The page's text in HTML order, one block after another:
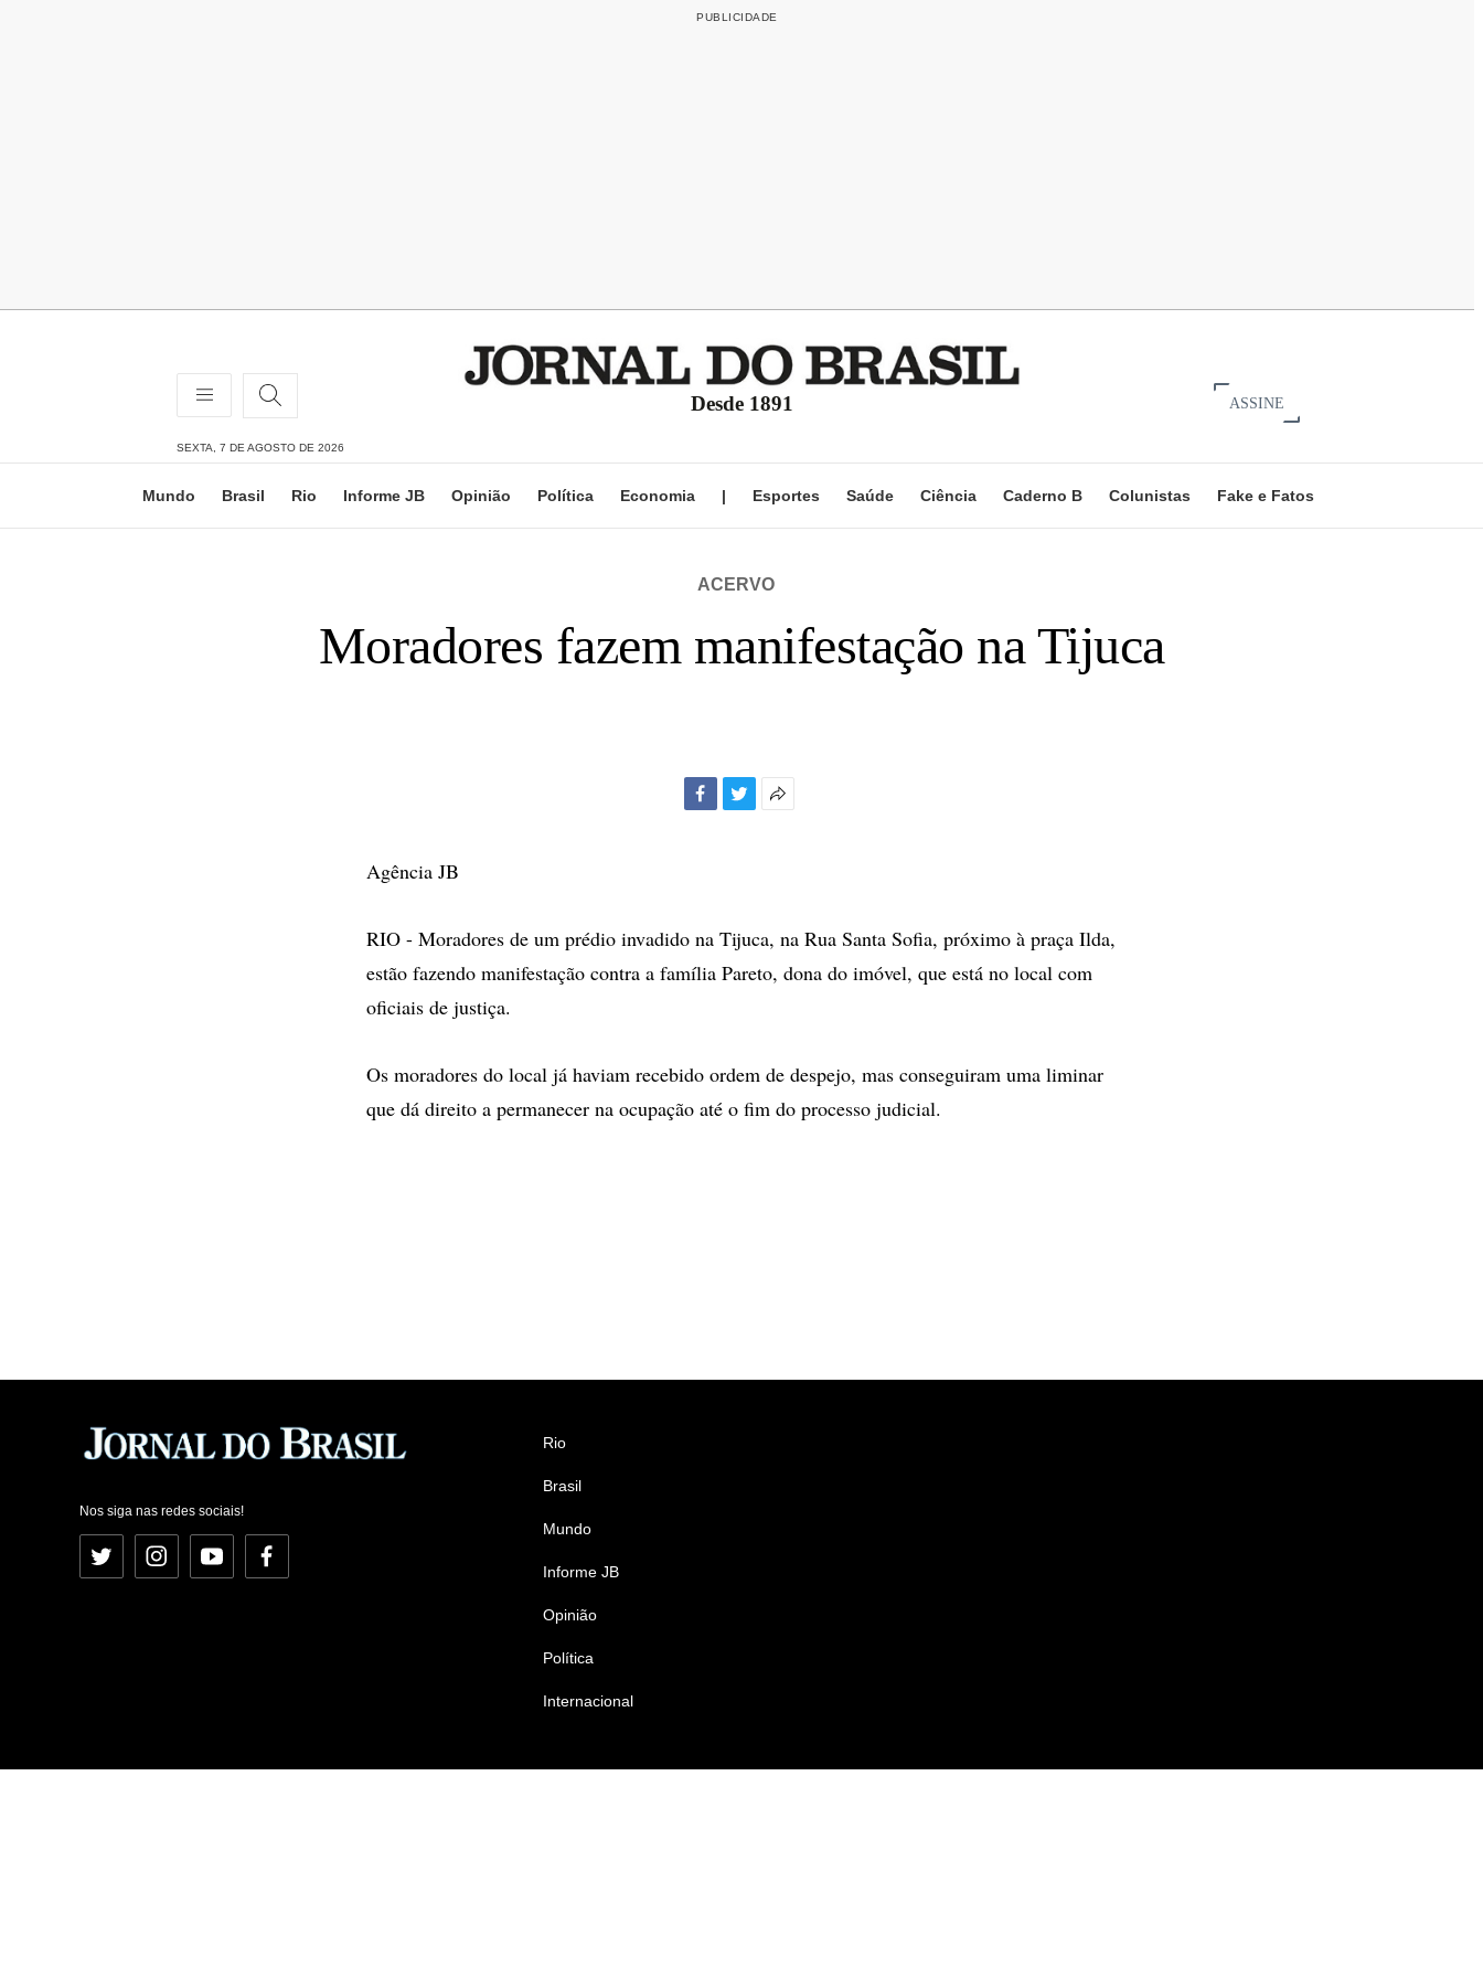
Desde 1891 ASSINE
SEXTA, 7 DE AGOSTO DE 2026
Mundo Brasil Rio Informe JB Opinião Política Economia | Esportes Saúde Ciência Caderno B Colunistas Fake e Fatos
ACERVO
Moradores fazem manifestação na Tijuca
Agência JB
RIO - Moradores de um prédio invadido na Tijuca, na Rua Santa Sofia, próximo à praça Ilda,
estão fazendo manifestação contra a família Pareto, dona do imóvel, que está no local com
oficiais de justiça.
Os moradores do local já haviam recebido ordem de despejo, mas conseguiram uma liminar
que dá direito a permanecer na ocupação até o fim do processo judicial.
Nos siga nas redes sociais!
Twitter InstagramYouTubeFacebook
Rio
Brasil
Mundo
Informe JB
Opinião
Política
Internacional